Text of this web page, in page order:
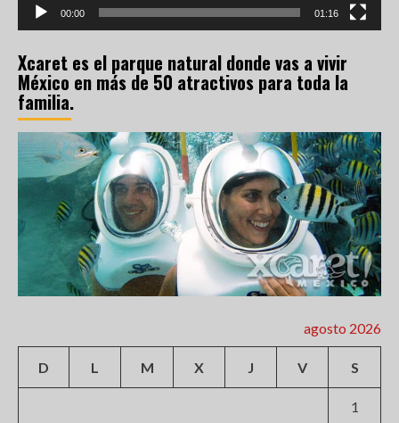
00:00 01:16
Xcaret es el parque natural donde vas a vivir
México en más de 50 atractivos para toda la
familia.
agosto 2026
D L M X J V S
1